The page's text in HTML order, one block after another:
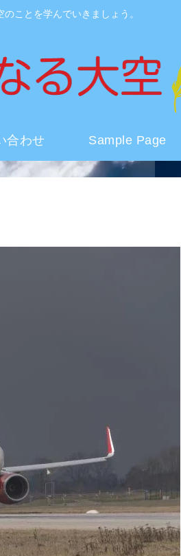
のことを学んでいきましょう。
合わせ Sample Page